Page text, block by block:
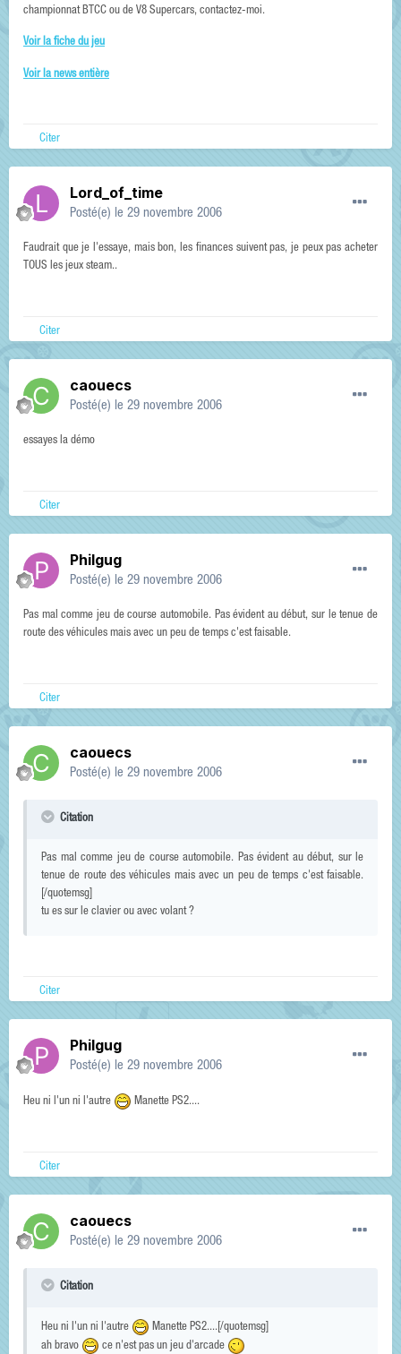
championnat BTCC ou de V8 Supercars, contactez-moi.
Voir la fiche du jeu
Voir la news entière
Citer
Lord_of_time
Posté(e) le 29 novembre 2006
Faudrait que je l'essaye, mais bon, les finances suivent pas, je peux pas acheter
TOUS les jeux steam..
Citer
caouecs
Posté(e) le 29 novembre 2006
essayes la démo
Citer
Philgug
Posté(e) le 29 novembre 2006
Pas mal comme jeu de course automobile. Pas évident au début, sur le tenue de
route des véhicules mais avec un peu de temps c'est faisable.
Citer
caouecs
Posté(e) le 29 novembre 2006
Citation
Pas mal comme jeu de course automobile. Pas évident au début, sur le
tenue de route des véhicules mais avec un peu de temps c'est faisable.
[/quotemsg]
tu es sur le clavier ou avec volant ?
Citer
Philgug
Posté(e) le 29 novembre 2006
Heu ni l'un ni l'autre Manette PS2....
Citer
caouecs
Posté(e) le 29 novembre 2006
Citation
Heu ni l'un ni l'autre
Manette PS2....[/quotemsg]
ah bravo
ce n'est pas un jeu d'arcade